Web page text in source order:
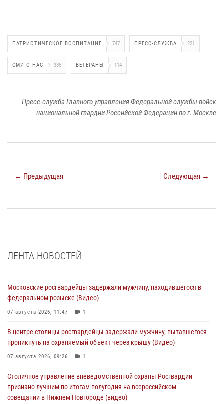
ПАТРИОТИЧЕСКОЕ ВОСПИТАНИЕ 747 ПРЕСС-СЛУЖБА 221
СМИ О НАС 335 ВЕТЕРАНЫ 114
Пресс-служба Главного управления Федеральной службы войск
национальной гвардии Российской Федерации по г. Москве
← Предыдущая Следующая →
ЛЕНТА НОВОСТЕЙ
Московские росгвардейцы задержали мужчину, находившегося в
федеральном розыске (Видео)
07 августа 2026, 11:47 1
В центре столицы росгвардейцы задержали мужчину, пытавшегося
проникнуть на охраняемый объект через крышу (Видео)
07 августа 2026, 09:26 1
Столичное управление вневедомственной охраны Росгвардии
признано лучшим по итогам полугодия на всероссийском
совещании в Нижнем Новгороде (видео)